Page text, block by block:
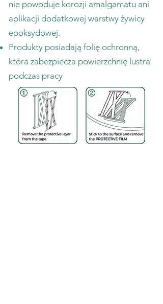
nie powoduje korozji amalgamatu ani
aplikacji dodatkowej warstwy żywicy
epoksydowej.
Produkty posiadają folię ochronną,
która zabezpiecza powierzchnię lustra
podczas pracy